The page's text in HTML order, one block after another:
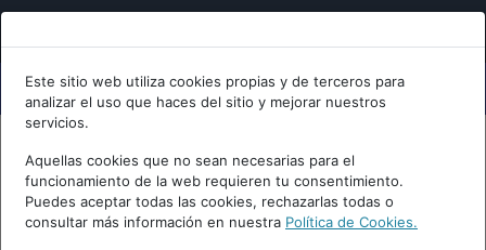
Este sitio web utiliza cookies propias y de terceros para
analizar el uso que haces del sitio y mejorar nuestros
servicios.
Aquellas cookies que no sean necesarias para el
funcionamiento de la web requieren tu consentimiento.
Puedes aceptar todas las cookies, rechazarlas todas o
consultar más información en nuestra Política de Cookies.